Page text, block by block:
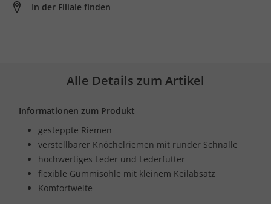
In der Filiale finden
Alle Details zum Artikel
Informationen zum Produkt
gesteppte Riemen
verstellbarer Knöchelriemen mit runder Schnalle
hochwertiges Leder und Lederfutter
flexible Gummisohle mit kleinem Keilabsatz
Komfortweite